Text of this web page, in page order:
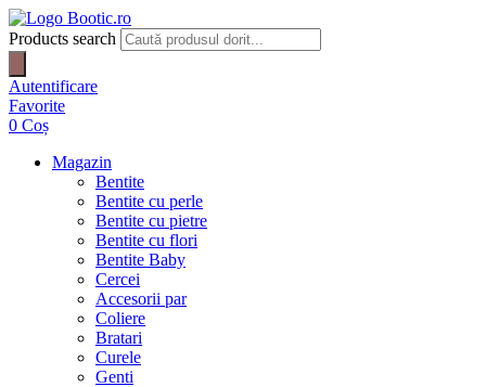
Products search
Autentificare
Favorite
0 Coș
Magazin
Bentite
Bentite cu perle
Bentite cu pietre
Bentite cu flori
Bentite Baby
Cercei
Accesorii par
Coliere
Bratari
Curele
Genti